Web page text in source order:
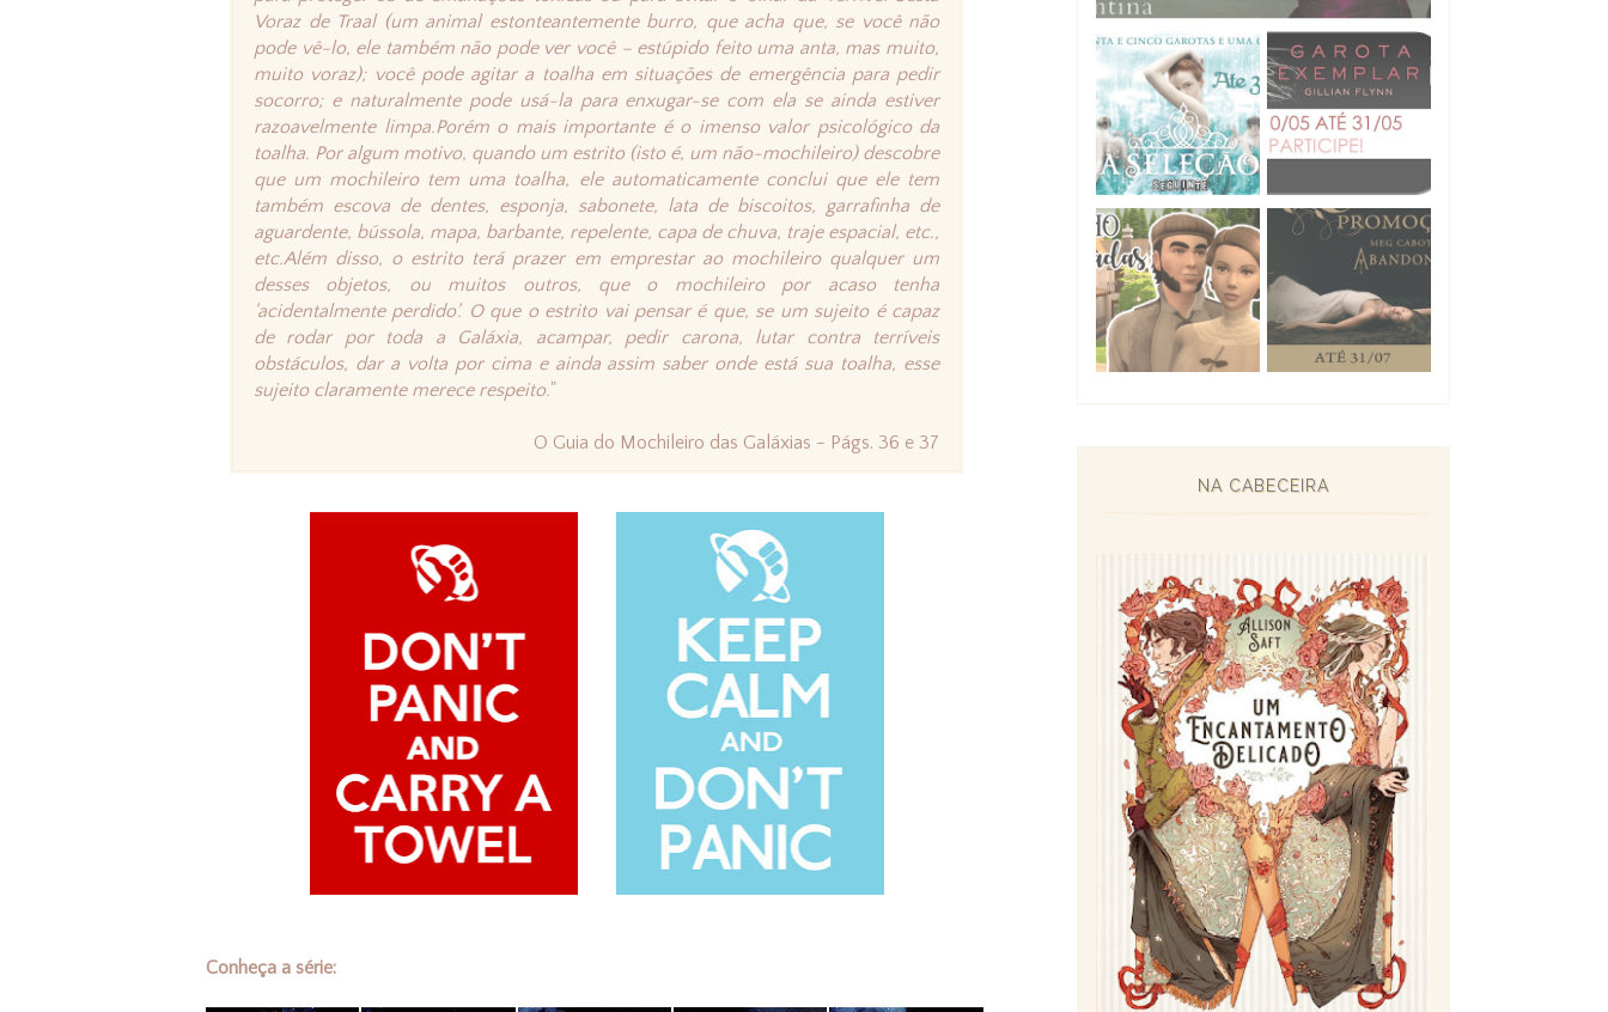
Voraz de Traal (um animal estonteantemente burro, que acha que, se você não
pode vê-lo, ele também não pode ver você – estúpido feito uma anta, mas muito,
muito voraz); você pode agitar a toalha em situações de emergência para pedir
socorro; e naturalmente pode usá-la para enxugar-se com ela se ainda estiver
razoavelmente limpa. Porém o mais importante é o imenso valor psicológico da
toalha. Por algum motivo, quando um estrito (isto é, um não-mochileiro) descobre
que um mochileiro tem uma toalha, ele automaticamente conclui que ele tem
também escova de dentes, esponja, sabonete, lata de biscoitos, garrafinha de
aguardente, bússola, mapa, barbante, repelente, capa de chuva, traje espacial, etc.,
etc. Além disso, o estrito terá prazer em emprestar ao mochileiro qualquer um
desses objetos, ou muitos outros, que o mochileiro por acaso tenha
'acidentalmente perdido'. O que o estrito vai pensar é que, se um sujeito é capaz
de rodar por toda a Galáxia, acampar, pedir carona, lutar contra terríveis
obstáculos, dar a volta por cima e ainda assim saber onde está sua toalha, esse
sujeito claramente merece respeito. "
O Guia do Mochileiro das Galáxias - Págs. 36 e 37
Conheça a série:
NA CABECEIRA